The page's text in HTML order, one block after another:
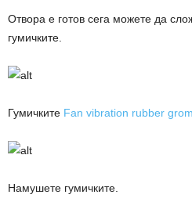
Отвора е готов сега можете да
гумичките.
Гумичките Fan vibration rubber
Намушете гумичките.